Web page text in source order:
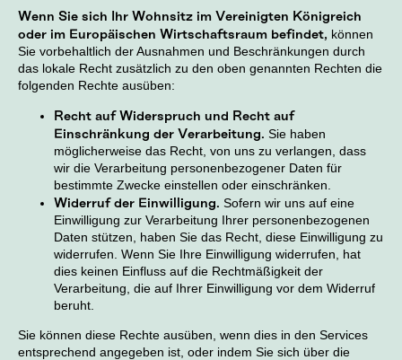
Wenn Sie sich Ihr Wohnsitz im Vereinigten Königreich
oder im Europäischen Wirtschaftsraum befindet, können
Sie vorbehaltlich der Ausnahmen und Beschränkungen durch
das lokale Recht zusätzlich zu den oben genannten Rechten die
folgenden Rechte ausüben:
Recht auf Widerspruch und Recht auf
Einschränkung der Verarbeitung. Sie haben
möglicherweise das Recht, von uns zu verlangen, dass
wir die Verarbeitung personenbezogener Daten für
bestimmte Zwecke einstellen oder einschränken.
Widerruf der Einwilligung. Sofern wir uns auf eine
Einwilligung zur Verarbeitung Ihrer personenbezogenen
Daten stützen, haben Sie das Recht, diese Einwilligung zu
widerrufen. Wenn Sie Ihre Einwilligung widerrufen, hat
dies keinen Einfluss auf die Rechtmäßigkeit der
Verarbeitung, die auf Ihrer Einwilligung vor dem Widerruf
beruht.
Sie können diese Rechte ausüben, wenn dies in den Services
entsprechend angegeben ist, oder indem Sie sich über die